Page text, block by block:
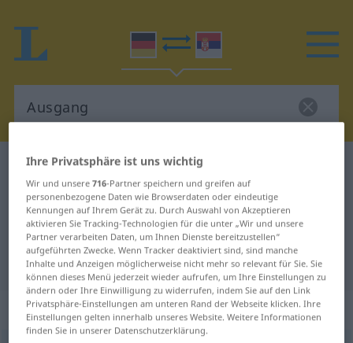
Deutsch-Serbisch Wörterbuch
Deutsch-Serbisch Übersetzung für
"Ausgang"
"Ausgang" Serbisch Übersetzung
„Ausgang“: männlich, maskulin
Ihre Privatsphäre ist uns wichtig
Wir und unsere716-Partner speichern und greifen auf
personenbezogene Daten wie Browserdaten oder eindeutige
Kennungen auf Ihrem Gerät zu. Durch Auswahl von Akzeptieren
aktivieren Sie Tracking-Technologien für die unter „Wir und unsere
Partner verarbeiten Daten, um Ihnen Dienste bereitzustellen“
aufgeführten Zwecke. Wenn Tracker deaktiviert sind, sind manche
Inhalte und Anzeigen möglicherweise nicht mehr so relevant für Sie. Sie
können dieses Menü jederzeit wieder aufrufen, um Ihre Einstellungen zu
ändern oder Ihre Einwilligung zu widerrufen, indem Sie auf den Link
Privatsphäre-Einstellungen am unteren Rand der Webseite klicken. Ihre
Einstellungen gelten innerhalb unseres Website. Weitere Informationen
finden Sie in unserer Datenschutzerklärung.